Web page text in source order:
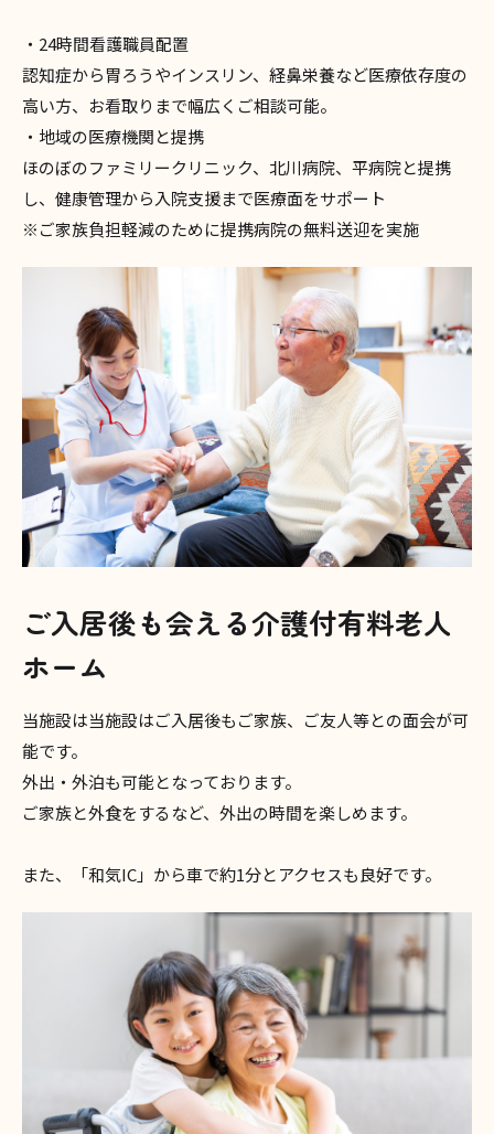
・24時間看護職員配置
認知症から胃ろうやインスリン、経鼻栄養など医療依存度の
高い方、お看取りまで幅広くご相談可能。
・地域の医療機関と提携
ほのぼのファミリークリニック、北川病院、平病院と提携
し、健康管理から入院支援まで医療面をサポート
※ご家族負担軽減のために提携病院の無料送迎を実施
ご入居後も会える介護付有料老人
ホーム
当施設は当施設はご入居後もご家族、ご友人等との面会が可
能です。
外出・外泊も可能となっております。
ご家族と外食をするなど、外出の時間を楽しめます。
また、「和気IC」から車で約1分とアクセスも良好です。